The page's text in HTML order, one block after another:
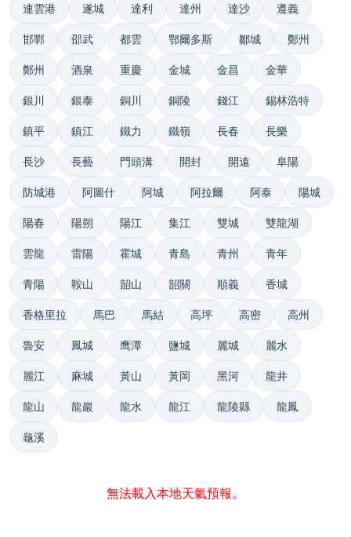
連雲港 遂城 達利 達州 達沙 遵義
邯鄲 邵武 都雲 鄂爾多斯 鄒城 鄭州
鄭州 酒泉 重慶 金城 金昌 金華
銀川 銀泰 銅川 銅陵 錢江 錫林浩特
鎮平 鎮江 鐵力 鐵嶺 長春 長樂
長沙 長藝 門頭溝 開封 開遠 阜陽
防城港 阿圖什 阿城 阿拉爾 阿泰 陽城
陽春 陽朔 陽江 集江 雙城 雙龍湖
雲龍 雷陽 霍城 青島 青州 青年
青陽 鞍山 韶山 韶關 順義 香城
香格里拉 馬巴 馬結 高坪 高密 高州
魯安 鳳城 鹰潭 鹽城 麗城 麗水
麗江 麻城 黃山 黃岡 黑河 龍井
龍山 龍巖 龍水 龍江 龍陵縣 龍鳳
龜溪
無法載入本地天氣預報。